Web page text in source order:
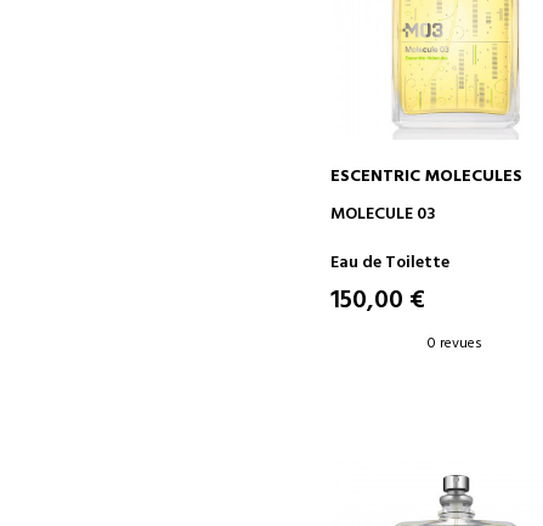
AJOUTER AU PANIER
ESCENTRIC MOLECULES
MOLECULE 03
Eau de Toilette
150,00 €
0 revues